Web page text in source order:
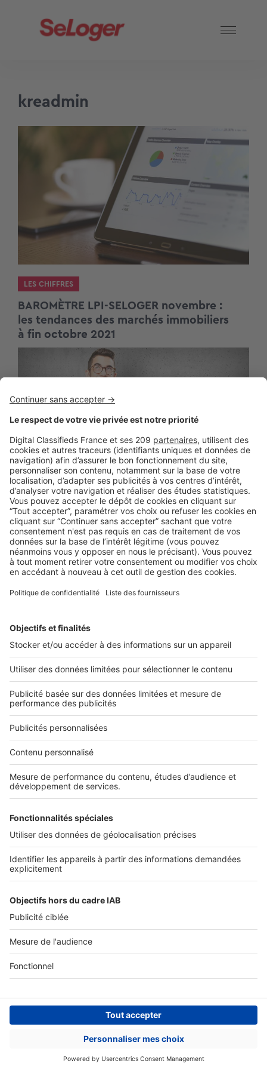
kreadmin
LES CHIFFRES
BAROMÈTRE LPI-SELOGER novembre :
les tendances des marchés immobiliers
à fin octobre 2021
AU QUOTIDIEN
Les étapes fondamentales pour estimer
un bien immobilier
2 rue des Italiens 75009 Paris
01 53 38 80 00
Nos solutions pro
Actualités pro
Nous contacter
Connexion à My SeLoger Pro
Espace Presse
CGU-Paramétrer mes cookies